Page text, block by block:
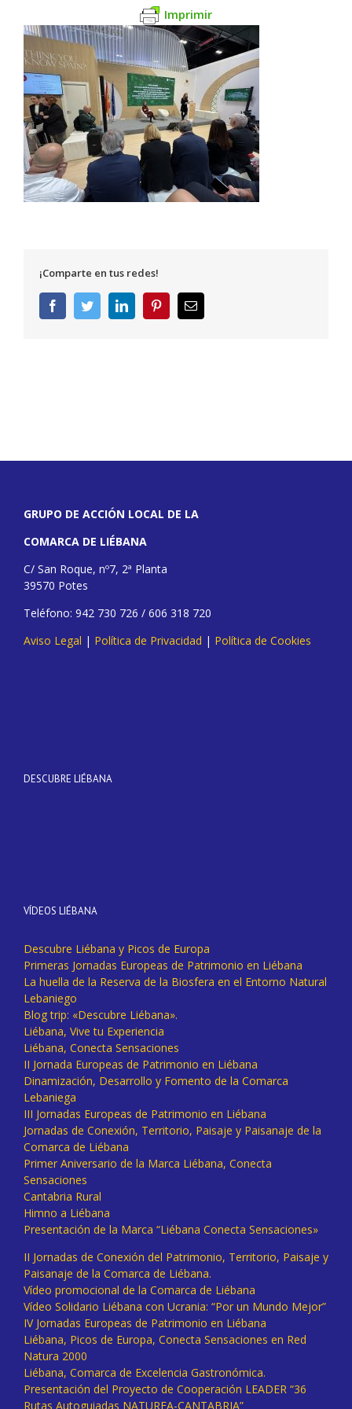
Imprimir
¡Comparte en tus redes!
FacebookTwitterLinkedInPinterestCorreo
electrónico
GRUPO DE ACCIÓN LOCAL DE LA
COMARCA DE LIÉBANA
C/ San Roque, nº7, 2ª Planta
39570 Potes
Teléfono: 942 730 726 / 606 318 720
Aviso Legal | Política de Privacidad | Política de Cookies
DESCUBRE LIÉBANA
VÍDEOS LIÉBANA
Descubre Liébana y Picos de Europa
Primeras Jornadas Europeas de Patrimonio en Liébana
La huella de la Reserva de la Biosfera en el Entorno Natural
Lebaniego
Blog trip: «Descubre Liébana».
Liébana, Vive tu Experiencia
Liébana, Conecta Sensaciones
II Jornada Europeas de Patrimonio en Liébana
Dinamización, Desarrollo y Fomento de la Comarca
Lebaniega
III Jornadas Europeas de Patrimonio en Liébana
Jornadas de Conexión, Territorio, Paisaje y Paisanaje de la
Comarca de Liébana
Primer Aniversario de la Marca Liébana, Conecta
Sensaciones
Cantabria Rural
Himno a Liébana
Presentación de la Marca “Liébana Conecta Sensaciones»
II Jornadas de Conexión del Patrimonio, Territorio, Paisaje y
Paisanaje de la Comarca de Liébana.
Vídeo promocional de la Comarca de Liébana
Vídeo Solidario Liébana con Ucrania: “Por un Mundo Mejor”
IV Jornadas Europeas de Patrimonio en Liébana
Liébana, Picos de Europa, Conecta Sensaciones en Red
Natura 2000
Liébana, Comarca de Excelencia Gastronómica.
Presentación del Proyecto de Cooperación LEADER “36
Rutas Autoguiadas NATUREA-CANTABRIA”